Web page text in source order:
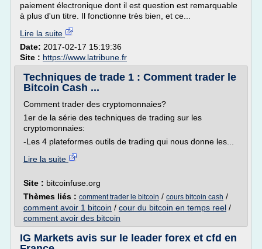
paiement électronique dont il est question est remarquable
à plus d'un titre. Il fonctionne très bien, et ce...
Lire la suite
Date: 2017-02-17 15:19:36
Site : https://www.latribune.fr
Techniques de trade 1 : Comment trader le
Bitcoin Cash ...
Comment trader des cryptomonnaies?
1er de la série des techniques de trading sur les
cryptomonnaies:
-Les 4 plateformes outils de trading qui nous donne les...
Lire la suite
Site : bitcoinfuse.org
Thèmes liés : comment trader le bitcoin / cours bitcoin cash /
comment avoir 1 bitcoin / cour du bitcoin en temps reel /
comment avoir des bitcoin
IG Markets avis sur le leader forex et cfd en